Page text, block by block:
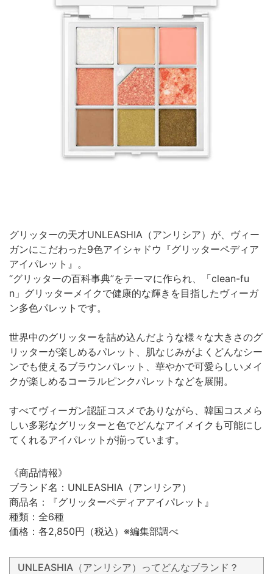
グリッターの天才UNLEASHIA（アンリシア）が、ヴィー
ガンにこだわった9色アイシャドウ『グリッターペディア
アイパレット』。
“グリッターの百科事典”をテーマに作られ、「clean-fu
n」グリッターメイクで健康的な輝きを目指したヴィーガ
ン多色パレットです。
世界中のグリッターを詰め込んだような様々な大きさのグ
リッターが楽しめるパレット、肌なじみがよくどんなシー
ンでも使えるブラウンパレット、華やかで可愛らしいメイ
クが楽しめるコーラルピンクパレットなどを展開。
すべてヴィーガン認証コスメでありながら、韓国コスメら
しい多彩なグリッターと色でどんなアイメイクも可能にし
てくれるアイパレットが揃っています。
《商品情報》
ブランド名：UNLEASHIA（アンリシア）
商品名：『グリッターペディアアイパレット』
種類：全6種
価格：各2,850円（税込）※編集部調べ
UNLEASHIA（アンリシア）ってどんなブランド？